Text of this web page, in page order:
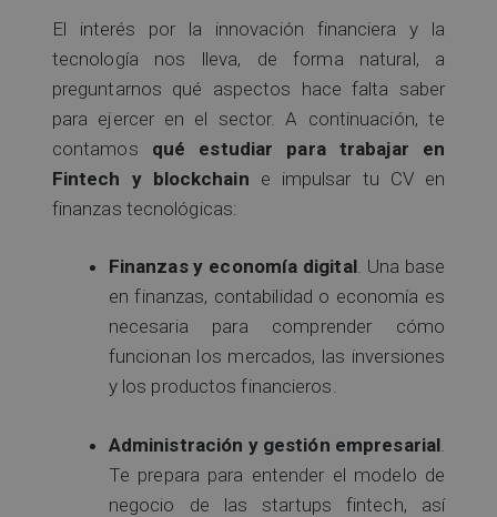
El interés por la innovación financiera y la
tecnología nos lleva, de forma natural, a
preguntarnos qué aspectos hace falta saber
para ejercer en el sector. A continuación, te
contamos qué estudiar para trabajar en
Fintech y blockchain e impulsar tu CV en
finanzas tecnológicas:
Finanzas y economía digital. Una base
en finanzas, contabilidad o economía es
necesaria para comprender cómo
funcionan los mercados, las inversiones
y los productos financieros.
Administración y gestión empresarial
Te prepara para entender el modelo de
negocio de las startups fintech, así